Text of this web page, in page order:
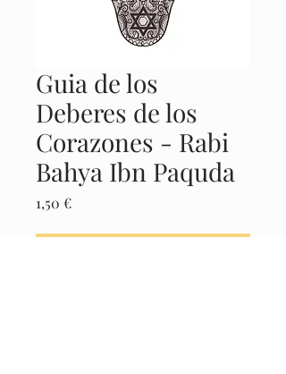
Guia de los
Deberes de los
Corazones - Rabi
Bahya Ibn Paquda
1,50 €Precio